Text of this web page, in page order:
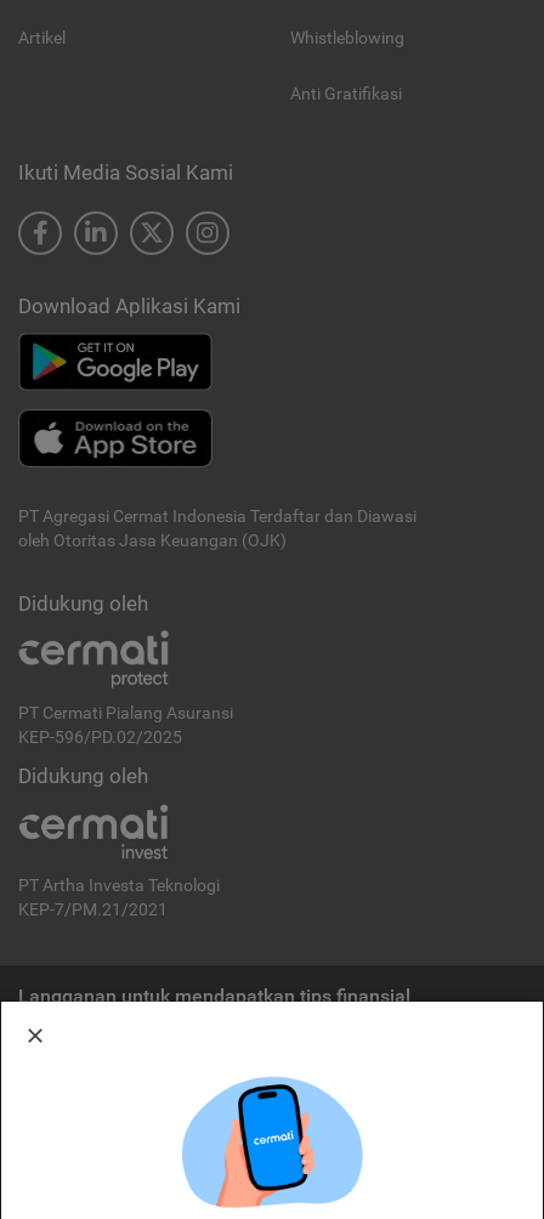
Artikel Whistleblowing
Anti Gratifikasi
Ikuti Media Sosial Kami
Download Aplikasi Kami
PT Agregasi Cermat Indonesia Terdaftar dan Diawasi
oleh Otoritas Jasa Keuangan (OJK)
Didukung oleh
PT Cermati Pialang Asuransi
KEP-596/PD.02/2025
Didukung oleh
PT Artha Investa Teknologi
KEP-7/PM.21/2021
Langganan untuk mendapatkan tips finansial
Cermati merupakan penyelenggara agregasi jasa keuangan yang terdaftar di
OJK. Oleh karena itu, produk dan/atau layanan jasa keuangan yang
ditawarkan bukan merupakan produk dan/atau layanan jasa keuangan yang
diterbitkan oleh Cermati dan Cermati tidak bertanggung jawab atas tuntutan